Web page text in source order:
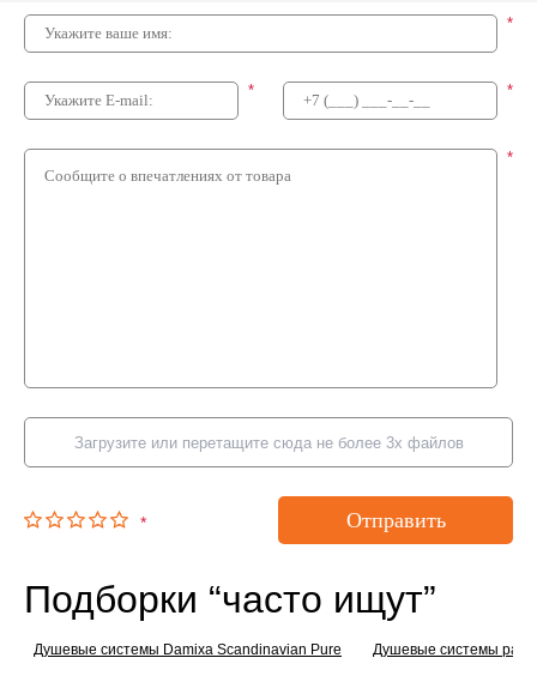
*
* *
*
Загрузите или перетащите сюда не более 3х файлов
* Отправить
Подборки “часто ищут”
Душевые системы Damixa Scandinavian Pure Душевые системы